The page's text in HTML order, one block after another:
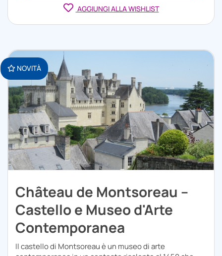
AGGIUNGI ALLA WISHLIST
NOVITÀ
Château de Montsoreau –
Castello e Museo d'Arte
Contemporanea
Il castello di Montsoreau è un museo di arte